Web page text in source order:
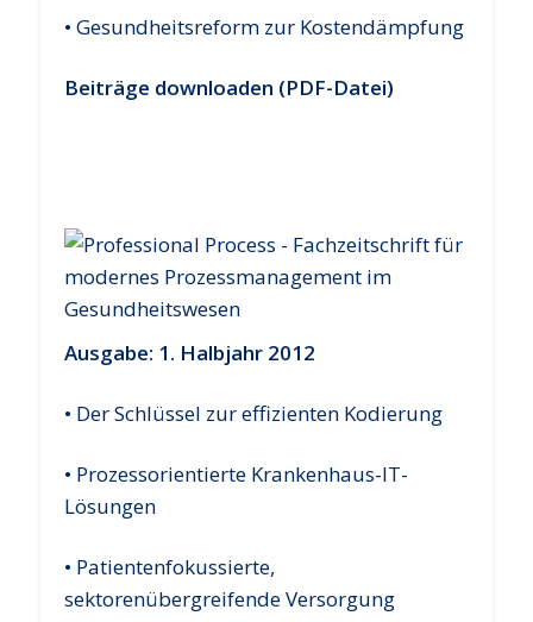
• Gesundheitsreform zur Kostendämpfung
Beiträge downloaden (PDF-Datei)
Ausgabe: 1. Halbjahr 2012
• Der Schlüssel zur effizienten Kodierung
• Prozessorientierte Krankenhaus-IT-
Lösungen
• Patientenfokussierte,
sektorenübergreifende Versorgung